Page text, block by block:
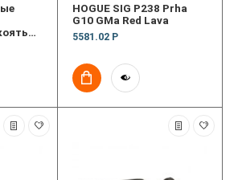
S&A
HOGUE SIG P238 Prha
G10 GMa Red Lava
5581.02 Р